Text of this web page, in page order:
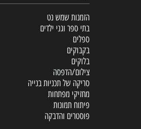
הזמנות שמש נט
בתי ספר וגני ילדים
ספלים
בקבוקים
בלוקים
צילום/הדפסה
סריקה של תכניות בנייה
מחזיקי מפתחות
פיתוח תמונות
פוסטרים והדבקה